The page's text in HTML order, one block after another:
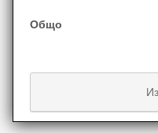
Общо